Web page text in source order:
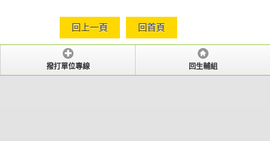
回上一頁 回首頁
撥打單位專線 回生輔組